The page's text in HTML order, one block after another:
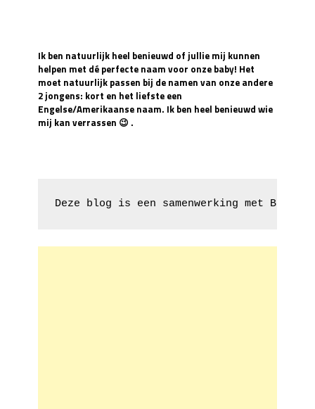
Ik ben natuurlijk heel benieuwd of jullie mij kunnen
helpen met dé perfecte naam voor onze baby! Het
moet natuurlijk passen bij de namen van onze andere
2 jongens: kort en het liefste een
Engelse/Amerikaanse naam. Ik ben heel benieuwd wie
mij kan verrassen 😉 .
Deze blog is een samenwerking met Baby